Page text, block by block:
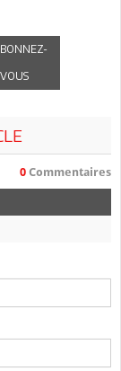
VOUS
0 Commentaires